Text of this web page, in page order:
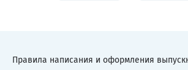
Правила написания и оформления